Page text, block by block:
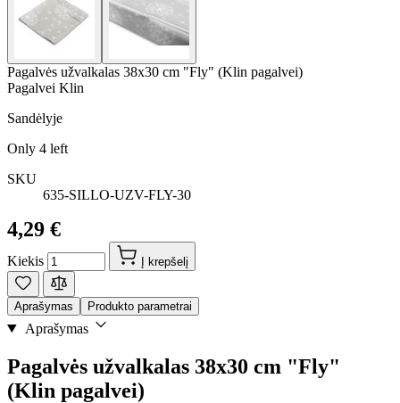
Pagalvės užvalkalas 38x30 cm "Fly" (Klin pagalvei)
Pagalvei Klin
Sandėlyje
Only 4 left
SKU
635-SILLO-UZV-FLY-30
4,29 €
Kiekis Į krepšelį
Aprašymas Produkto parametrai
Aprašymas
Pagalvės užvalkalas 38x30 cm "Fly"
(Klin pagalvei)